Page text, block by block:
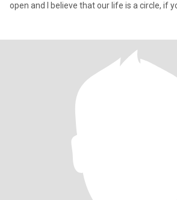
open and I believe that our life is a circle, if